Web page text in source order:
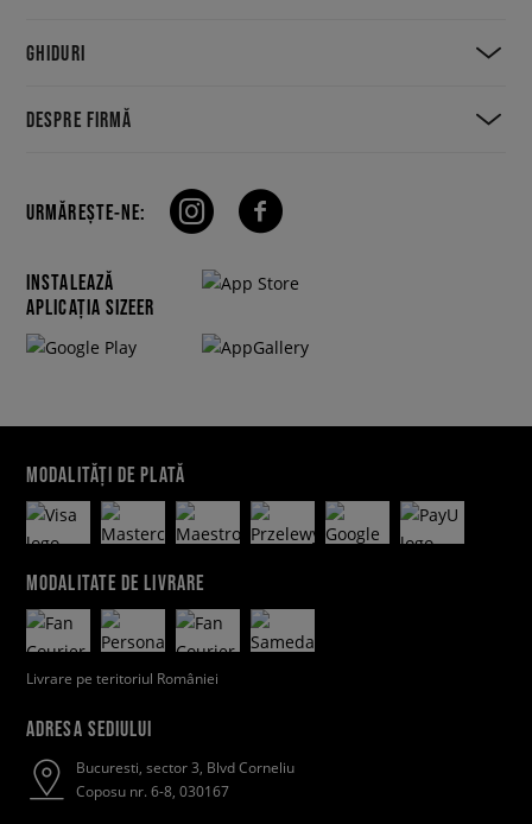
GHIDURI
DESPRE FIRMĂ
URMĂREȘTE-NE:
INSTALEAZĂ
APLICAȚIA SIZEER
MODALITĂȚI DE PLATĂ
MODALITATE DE LIVRARE
Livrare pe teritoriul României
ADRESA SEDIULUI
Bucuresti, sector 3, Blvd Corneliu
Coposu nr. 6-8, 030167